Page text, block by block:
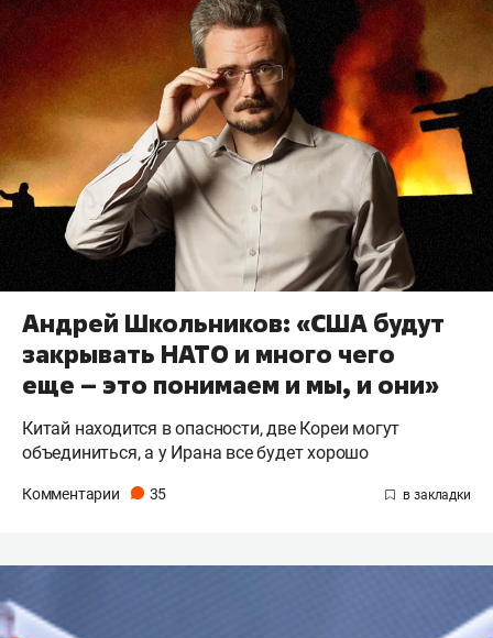
Андрей Школьников: «США будут
закрывать НАТО и много чего
еще – это понимаем и мы, и они»
Китай находится в опасности, две Кореи могут
объединиться, а у Ирана все будет хорошо
Комментарии 35